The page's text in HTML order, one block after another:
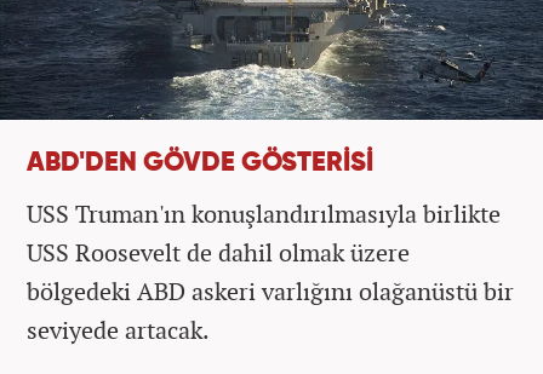
ABD'DEN GÖVDE GÖSTERİSİ
USS Truman'ın konuşlandırılmasıyla birlikte
USS Roosevelt de dahil olmak üzere
bölgedeki ABD askeri varlığını olağanüstü bir
seviyede artacak.